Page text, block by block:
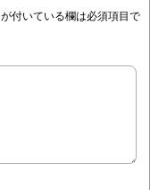
が付いている欄は必須項目で